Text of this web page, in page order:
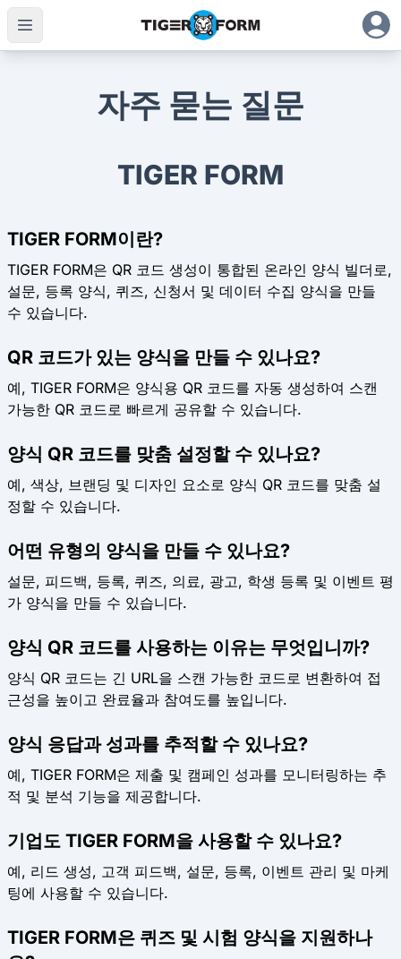
자주 묻는 질문
TIGER FORM
TIGER FORM이란?
TIGER FORM은 QR 코드 생성이 통합된 온라인 양식 빌더로,
설문, 등록 양식, 퀴즈, 신청서 및 데이터 수집 양식을 만들
수 있습니다.
QR 코드가 있는 양식을 만들 수 있나요?
예, TIGER FORM은 양식용 QR 코드를 자동 생성하여 스캔
가능한 QR 코드로 빠르게 공유할 수 있습니다.
양식 QR 코드를 맞춤 설정할 수 있나요?
예, 색상, 브랜딩 및 디자인 요소로 양식 QR 코드를 맞춤 설
정할 수 있습니다.
어떤 유형의 양식을 만들 수 있나요?
설문, 피드백, 등록, 퀴즈, 의료, 광고, 학생 등록 및 이벤트 평
가 양식을 만들 수 있습니다.
양식 QR 코드를 사용하는 이유는 무엇입니까?
양식 QR 코드는 긴 URL을 스캔 가능한 코드로 변환하여 접
근성을 높이고 완료율과 참여도를 높입니다.
양식 응답과 성과를 추적할 수 있나요?
예, TIGER FORM은 제출 및 캠페인 성과를 모니터링하는 추
적 및 분석 기능을 제공합니다.
기업도 TIGER FORM을 사용할 수 있나요?
예, 리드 생성, 고객 피드백, 설문, 등록, 이벤트 관리 및 마케
팅에 사용할 수 있습니다.
TIGER FORM은 퀴즈 및 시험 양식을 지원하나